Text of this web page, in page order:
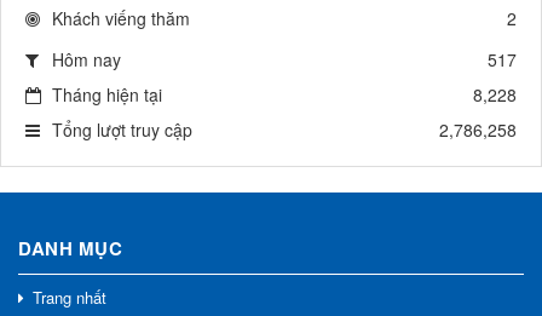
Khách viếng thăm
2
Hôm nay
517
Tháng hiện tại
8,228
Tổng lượt truy cập
2,786,258
DANH MỤC
Trang nhất